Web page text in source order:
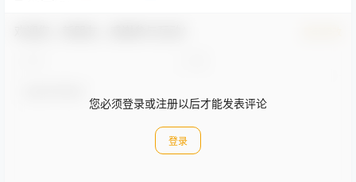
您必须登录或注册以后才能发表评论
登录